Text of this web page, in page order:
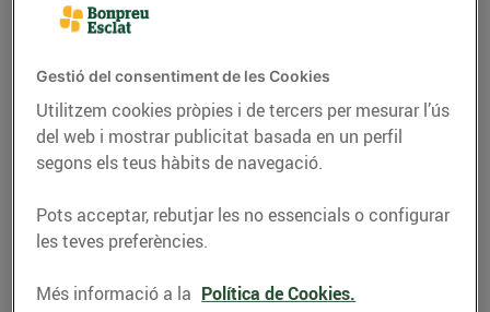
RECEPTES
Gestió del consentiment de les Cookies
Utilitzem cookies pròpies i de tercers per mesurar l’ús
del web i mostrar publicitat basada en un perfil
segons els teus hàbits de navegació.
Pots acceptar, rebutjar les no essencials o configurar
les teves preferències.
Més informació a la Política de Cookies.